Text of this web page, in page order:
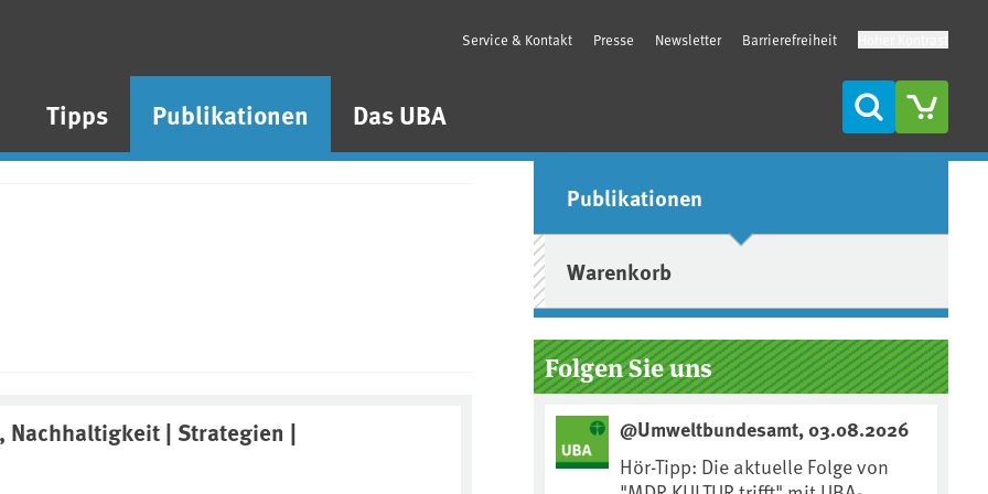
Tipps Publikationen Das UBA
Service & Kontakt Presse Newsletter Barrierefreiheit
Suche
Nachhaltigkeit | Strategien |
Seitenleiste
Publikationen
Warenkorb
Folgen Sie uns
@Umweltbundesamt, 03.08.2026
Hör-Tipp: Die aktuelle Folge von